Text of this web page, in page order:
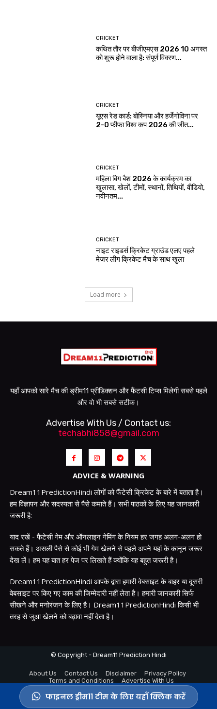
CRICKET
कथित तौर पर बीजीएमएस 2026 10 अगस्त
को शुरू होने वाला है: संपूर्ण विवरण...
CRICKET
यूएस रेड कार्ड: बोस्निया और हर्जेगोविना पर
2-0 फीफा विश्व कप 2026 की जीत...
CRICKET
महिला बिग बैश 2026 के कार्यक्रम का
खुलासा, खेलों, टीमों, स्थानों, तिथियों, वीडियो,
नवीनतम...
CRICKET
नाइट राइडर्स क्रिकेट ग्राउंड एलए पहले
मेजर लीग क्रिकेट मैच के साथ खुला
Load more
यहाँ आपको सारे मैच की ड्रीम11 प्रीडिक्शन और फैंटसी टिप्स मिलेगी सबसे पहले
और वो भी सबसे सटीक।
Advertise With Us / Contact us:
techabhi858@gmail.com
ADVICE & WARNING
Dream11PredictionHindi लोगों को फैंटेसी क्रिकेट के बारे में बताता है।
हम विज्ञापन और सदस्यता से पैसे कमाते हैं। सभी पाठकों के लिए यह जानकारी
जरूरी है:
याद रखें - फैंटेसी गेम और ऑनलाइन गेमिंग के नियम हर जगह अलग-अलग हो
सकते हैं। असली पैसे से कोई भी गेम खेलने से पहले अपने यहां के कानून जरूर
देख लें। हम यह बात हर पेज पर लिखते हैं क्योंकि यह बहुत जरूरी है।
Dream11PredictionHindi आपके द्वारा हमारी वेबसाइट के बाहर या दूसरी
वेबसाइट पर किए गए काम की जिम्मेदारी नहीं लेता है। हमारी जानकारी सिर्फ
सीखने और मनोरंजन के लिए है। Dream11PredictionHindi किसी भी
तरह से जुआ खेलने को बढ़ावा नहीं देता है।
© Copyright - Dream11 Prediction Hindi
About Us Contact Us Disclaimer
Privacy Policy
Terms and Conditions
Advertise With Us
फाइनल ड्रीम11 टीम के लिए यहाँ क्लिक करें